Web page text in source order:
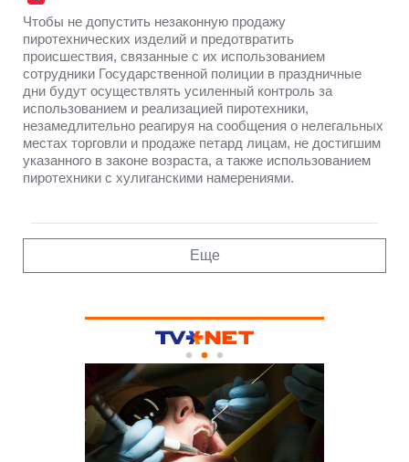
Чтобы не допустить незаконную продажу
пиротехнических изделий и предотвратить
происшествия, связанные с их использованием
сотрудники Государственной полиции в праздничные
дни будут осуществлять усиленный контроль за
использованием и реализацией пиротехники,
незамедлительно реагируя на сообщения о нелегальных
местах торговли и продаже петард лицам, не достигшим
указанного в законе возраста, а также использованием
пиротехники с хулиганскими намерениями.
Еще